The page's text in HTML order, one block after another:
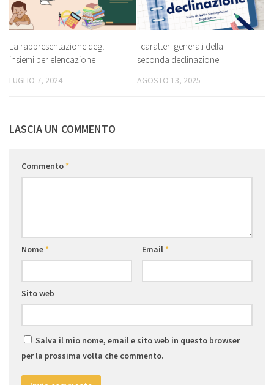
La rappresentazione degli
insiemi per elencazione
LUGLIO 7, 2024
I caratteri generali della
seconda declinazione
AGOSTO 13, 2025
LASCIA UN COMMENTO
Commento*
Nome* Email*
Sito web
Salva il mio nome, email e sito web in questo browser
per la prossima volta che commento.